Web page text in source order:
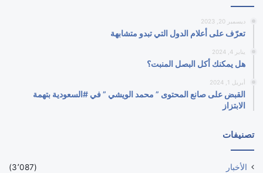
ديسمبر 20, 2023
تعرّف على أعلام الدول التي تبدو متشابهة
يناير 4, 2024
هل يمكنك أكل البصل المنبت؟
أبريل 1, 2024
القبض على صانع المحتوى ” محمد الويشي ” في #السعودية بتهمة
الابتزاز
تصنيفات
الأخبار (3٬087)